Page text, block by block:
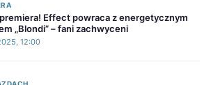
Effect powraca z energetycznym
„Blondi” – fani zachwyceni
12:00